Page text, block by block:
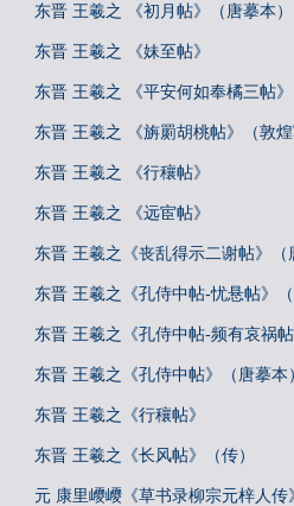
东晋 王羲之 《初月帖》（唐摹本）
东晋 王羲之 《妹至帖》
东晋 王羲之 《平安何如奉橘三帖》
东晋 王羲之 《旃罽胡桃帖》（敦煌
东晋 王羲之 《行穰帖》
东晋 王羲之 《远宦帖》
东晋 王羲之《丧乱得示二谢帖》（
东晋 王羲之《孔侍中帖-忧悬帖》（
东晋 王羲之《孔侍中帖-频有哀祸帖
东晋 王羲之《孔侍中帖》（唐摹本）
东晋 王羲之《行穰帖》
东晋 王羲之《长风帖》（传）
元 康里巎巎《草书录柳宗元梓人传》